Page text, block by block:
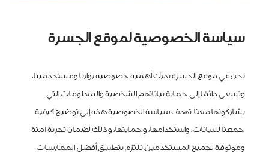
فيديو
اتصل بنا
اتصل بنا
سياسة الخصوصية لموقع الجسرة
نحن في موقع الجسرة ندرك أهمية خصوصية زوارنا ومستخدمينا،
ونسعى دائمًا إلى حماية بياناتهم الشخصية والمعلومات التي
يشاركونها معنا. تهدف سياسة الخصوصية هذه إلى توضيح كيفية
جمعنا للبيانات، واستخدامها، وحمايتها، وذلك لضمان تجربة آمنة
وموثوقة لجميع المستخدمين. نلتزم بتطبيق أفضل الممارسات